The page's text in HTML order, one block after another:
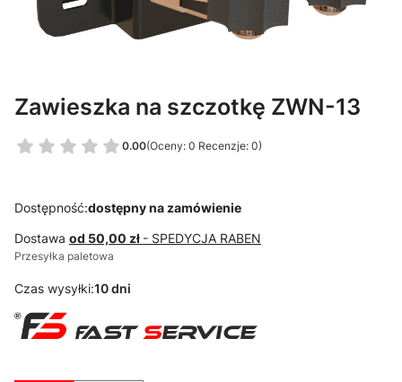
Zawieszka na szczotkę ZWN-13
0.00(Oceny: 0 Recenzje: 0)
Dostępność:dostępny na zamówienie
Dostawa od 50,00 zł - SPEDYCJA RABEN
Przesyłka paletowa
Czas wysyłki:10 dni